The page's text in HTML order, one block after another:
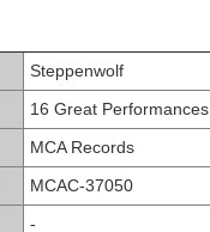
Steppenwolf
16 Great Performances
MCA Records
MCAC-37050
-